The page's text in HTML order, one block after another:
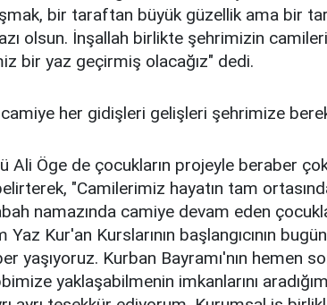
bir taraftan büyük güzellik ama bir
olsun. İnşallah birlikte şehrimizin
bir yaz geçirmiş olacağız" dedi.
camiye her gidişleri gelişleri şehrimize
Ali Öge de çocukların projeyle beraber
"Camilerimiz hayatın tam
namazında camiye devam eden
Yaz Kur'an Kurslarının başlangıcının
yaşıyoruz. Kurban Bayramı'nın hemen
yaklaşabilmenin imkanlarını